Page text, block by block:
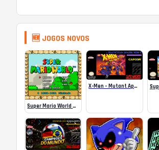
🆕 JOGOS NOVOS
Super Mario World SA-1 Online
X-Men – Mutant Apocalypse Rebalanced Online